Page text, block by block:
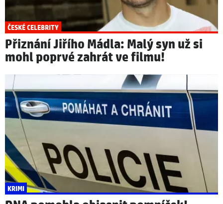
ČESKÉ CELEBRITY
Přiznání Jiřího Mádla: Malý syn už si
mohl poprvé zahrát ve filmu!
KRIMI